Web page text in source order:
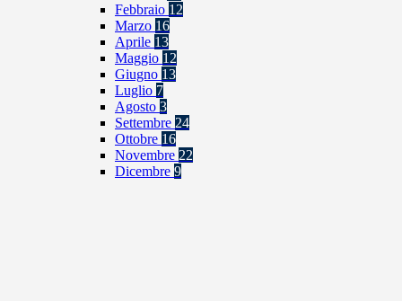
Febbraio 12
Marzo 16
Aprile 13
Maggio 12
Giugno 13
Luglio 7
Agosto 3
Settembre 24
Ottobre 16
Novembre 22
Dicembre 9